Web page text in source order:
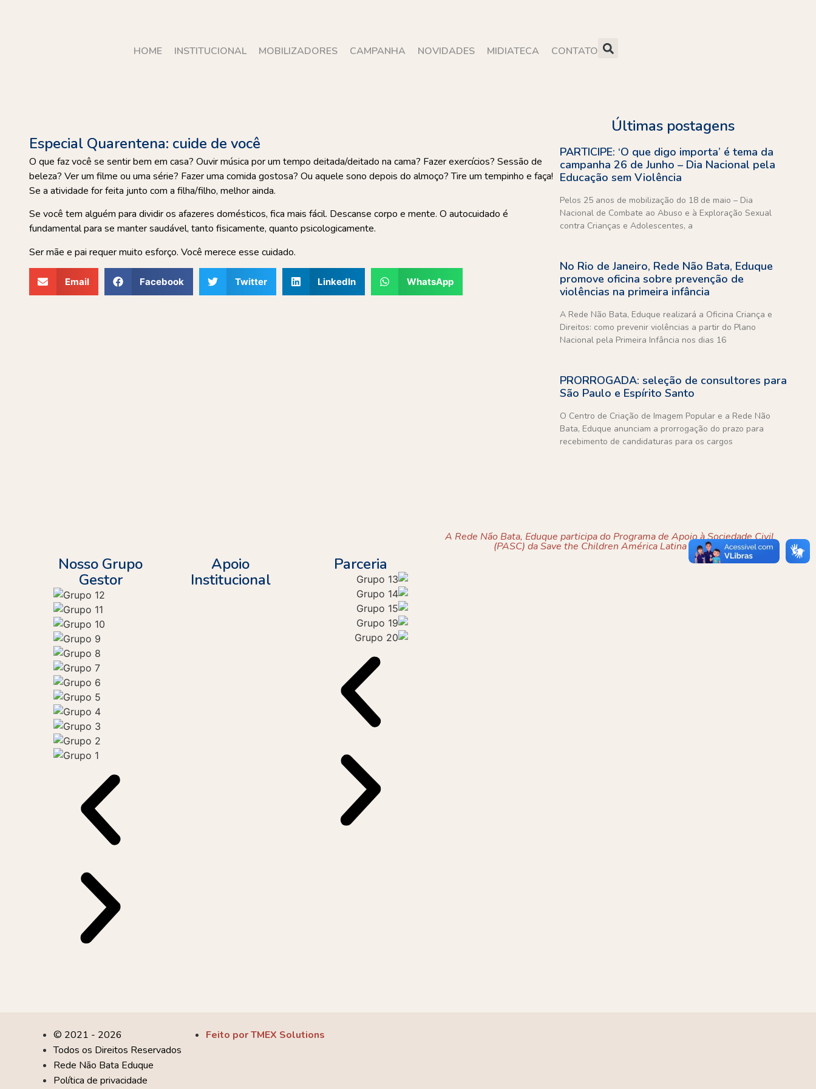
HOME INSTITUCIONAL MOBILIZADORES CAMPANHA NOVIDADES MIDIATECA CONTATO
Especial Quarentena: cuide de você
O que faz você se sentir bem em casa? Ouvir música por um tempo deitada/deitado na cama? Fazer exercícios? Sessão de
beleza? Ver um filme ou uma série? Fazer uma comida gostosa? Ou aquele sono depois do almoço? Tire um tempinho e faça!
Se a atividade for feita junto com a filha/filho, melhor ainda.
Se você tem alguém para dividir os afazeres domésticos, fica mais fácil. Descanse corpo e mente. O autocuidado é
fundamental para se manter saudável, tanto fisicamente, quanto psicologicamente.
Ser mãe e pai requer muito esforço. Você merece esse cuidado.
Email Facebook Twitter LinkedIn WhatsApp
Últimas postagens
PARTICIPE: ‘O que digo importa’ é tema da
campanha 26 de Junho – Dia Nacional pela
Educação sem Violência
Pelos 25 anos de mobilização do 18 de maio – Dia
Nacional de Combate ao Abuso e à Exploração Sexual
contra Crianças e Adolescentes, a
No Rio de Janeiro, Rede Não Bata, Eduque
promove oficina sobre prevenção de
violências na primeira infância
A Rede Não Bata, Eduque realizará a Oficina Criança e
Direitos: como prevenir violências a partir do Plano
Nacional pela Primeira Infância nos dias 16
PRORROGADA: seleção de consultores para
São Paulo e Espírito Santo
O Centro de Criação de Imagem Popular e a Rede Não
Bata, Eduque anunciam a prorrogação do prazo para
recebimento de candidaturas para os cargos
Nosso Grupo
Gestor
Apoio
Institucional
Parceria
A Rede Não Bata, Eduque participa do Programa de Apoio à Sociedade Civil
(PASC) da Save the Children América Latina e Caribe
© 2021 - 2026
Todos os Direitos Reservados
Rede Não Bata Eduque
Política de privacidade
Feito por TMEX Solutions